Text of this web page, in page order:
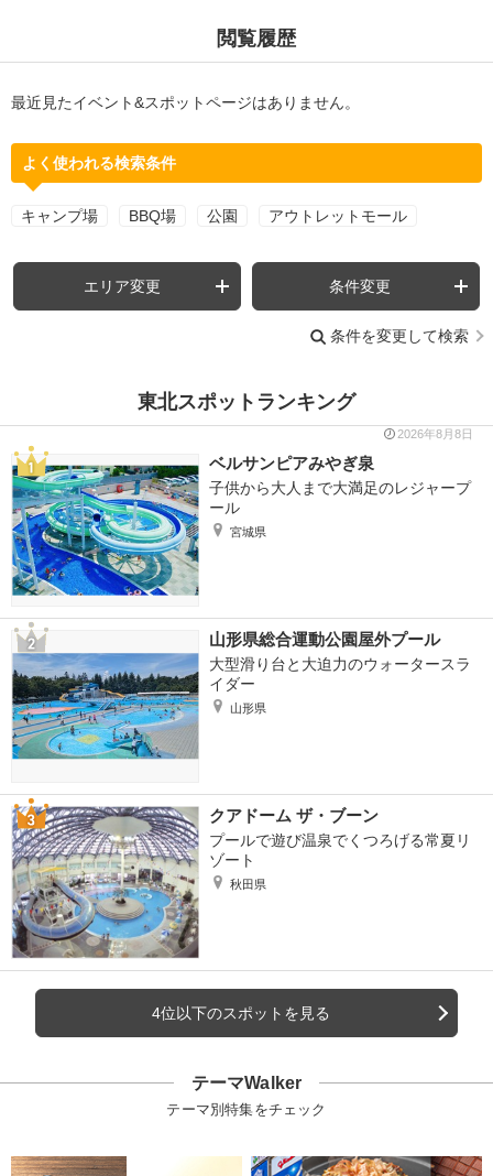
閲覧履歴
最近見たイベント&スポットページはありません。
よく使われる検索条件
キャンプ場 BBQ場 公園 アウトレットモール
エリア変更 条件変更
条件を変更して検索
東北スポットランキング
2026年8月8日
ベルサンピアみやぎ泉
子供から大人まで大満足のレジャープ
ール
宮城県
山形県総合運動公園屋外プール
大型滑り台と大迫力のウォータースラ
イダー
山形県
クアドーム ザ・ブーン
プールで遊び温泉でくつろげる常夏リ
ゾート
秋田県
4位以下のスポットを見る
テーマWalker
テーマ別特集をチェック